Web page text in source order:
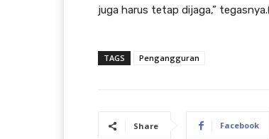
juga harus tetap dijaga,”
TAGS Pengangguran
Share Facebook